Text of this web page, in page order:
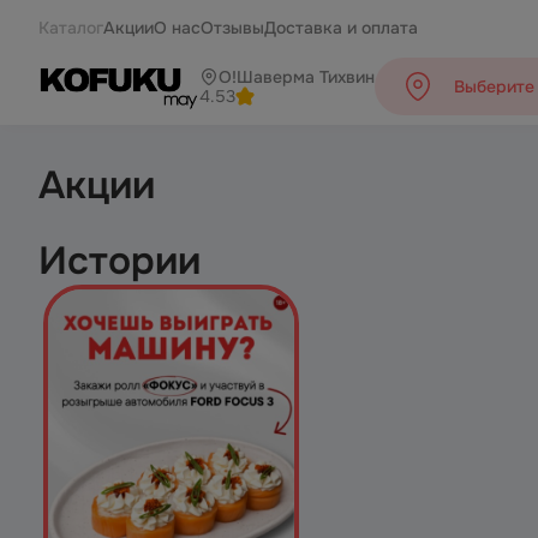
КаталогАкцииО насОтзывыДоставка и оплата
О!Шаверма Тихвин
4.53
Выберите
Акции
Истории